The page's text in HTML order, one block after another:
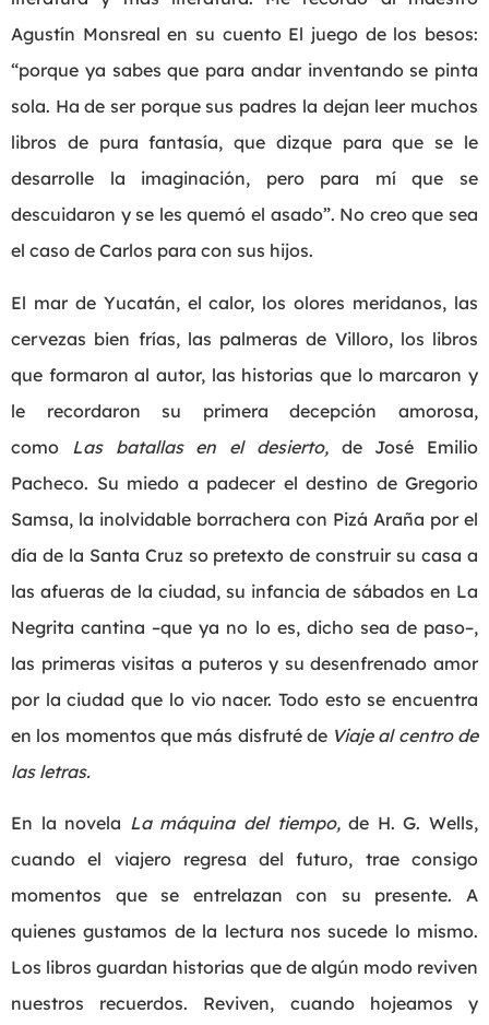
Agustín Monsreal en su cuento El juego de los besos:
“porque ya sabes que para andar inventando se pinta
sola. Ha de ser porque sus padres la dejan leer muchos
libros de pura fantasía, que dizque para que se le
desarrolle la imaginación, pero para mí que se
descuidaron y se les quemó el asado”. No creo que sea
el caso de Carlos para con sus hijos.
El mar de Yucatán, el calor, los olores meridanos, las
cervezas bien frías, las palmeras de Villoro, los libros
que formaron al autor, las historias que lo marcaron y
le recordaron su primera decepción amorosa,
como Las batallas en el desierto,de José Emilio
Pacheco. Su miedo a padecer el destino de Gregorio
Samsa, la inolvidable borrachera con Pizá Araña por el
día de la Santa Cruz so pretexto de construir su casa a
las afueras de la ciudad, su infancia de sábados en La
Negrita cantina –que ya no lo es, dicho sea de paso–,
las primeras visitas a puteros y su desenfrenado amor
por la ciudad que lo vio nacer. Todo esto se encuentra
en los momentos que más disfruté de Viaje al centro de
las letras.
En la novela La máquina del tiempo,de H. G. Wells,
cuando el viajero regresa del futuro, trae consigo
momentos que se entrelazan con su presente. A
quienes gustamos de la lectura nos sucede lo mismo.
Los libros guardan historias que de algún modo reviven
nuestros recuerdos. Reviven, cuando hojeamos y